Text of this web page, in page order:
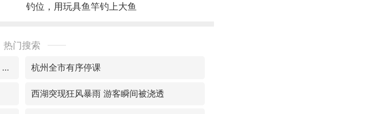
钓位，用玩具鱼竿钓上大鱼
热门搜索
视频丨中国东方电气集团原党组副书记、董事宋致远被查 杭州全市有序停课
西湖突现狂风暴雨 游客瞬间被浇透